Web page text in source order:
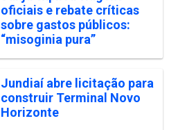
oficiais e rebate críticas
sobre gastos públicos:
“misoginia pura”
Jundiaí abre licitação para
construir Terminal Novo
Horizonte